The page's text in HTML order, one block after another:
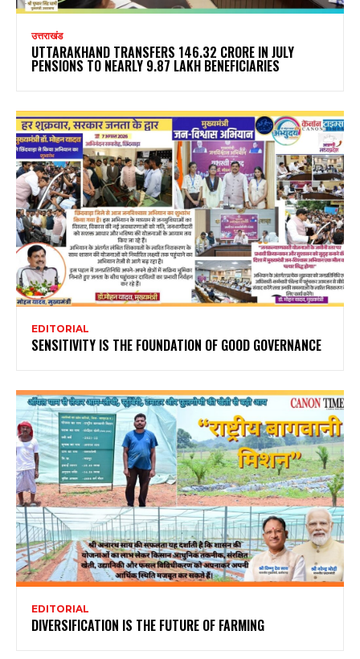
उत्तराखंड
UTTARAKHAND TRANSFERS ₹146.32 CRORE IN JULY
PENSIONS TO NEARLY 9.87 LAKH BENEFICIARIES
EDITORIAL
SENSITIVITY IS THE FOUNDATION OF GOOD GOVERNANCE
EDITORIAL
DIVERSIFICATION IS THE FUTURE OF FARMING